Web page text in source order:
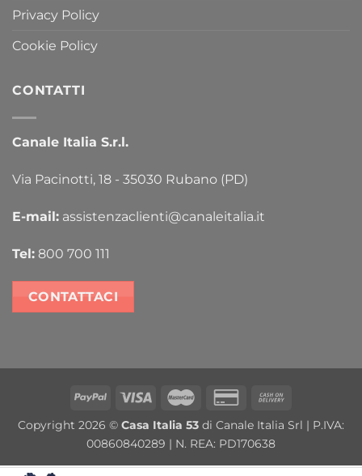
Privacy Policy
Cookie Policy
CONTATTI
Canale Italia S.r.l.
Via Pacinotti, 18 - 35030 Rubano (PD)
E-mail: assistenzaclienti@canaleitalia.it
Tel: 800 700 111
CONTATTACI
PayPal Visa MasterCardCredit
2
Delivery
Copyright 2026 © Casa Italia 53 di Canale Italia Srl | P.IVA:
00860840289 | N. REA: PD170638